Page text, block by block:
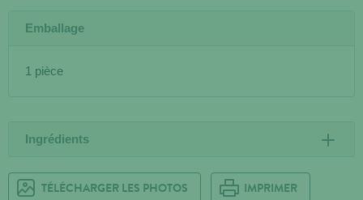
Emballage
1 pièce
Ingrédients
TÉLÉCHARGER LES PHOTOS IMPRIMER